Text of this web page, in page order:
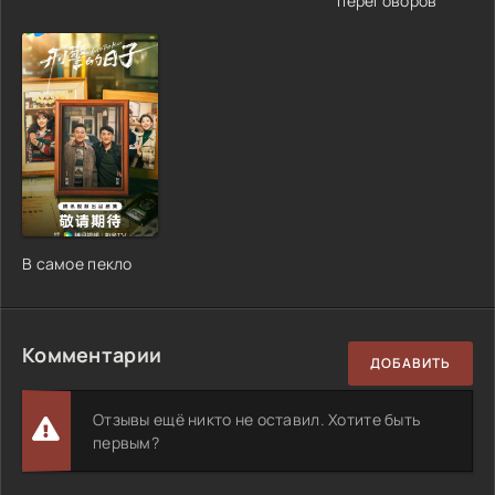
В самое пекло
Комментарии ДОБАВИТЬ
Отзывы ещё никто не оставил. Хотите быть
первым?